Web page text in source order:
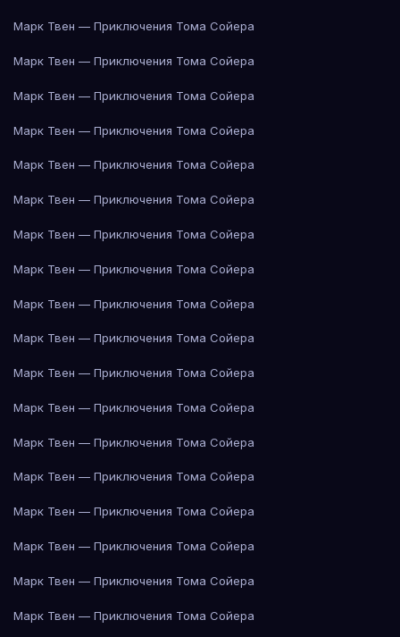
Марк Твен — Приключения Тома Сойера
Марк Твен — Приключения Тома Сойера
Марк Твен — Приключения Тома Сойера
Марк Твен — Приключения Тома Сойера
Марк Твен — Приключения Тома Сойера
Марк Твен — Приключения Тома Сойера
Марк Твен — Приключения Тома Сойера
Марк Твен — Приключения Тома Сойера
Марк Твен — Приключения Тома Сойера
Марк Твен — Приключения Тома Сойера
Марк Твен — Приключения Тома Сойера
Марк Твен — Приключения Тома Сойера
Марк Твен — Приключения Тома Сойера
Марк Твен — Приключения Тома Сойера
Марк Твен — Приключения Тома Сойера
Марк Твен — Приключения Тома Сойера
Марк Твен — Приключения Тома Сойера
Марк Твен — Приключения Тома Сойера